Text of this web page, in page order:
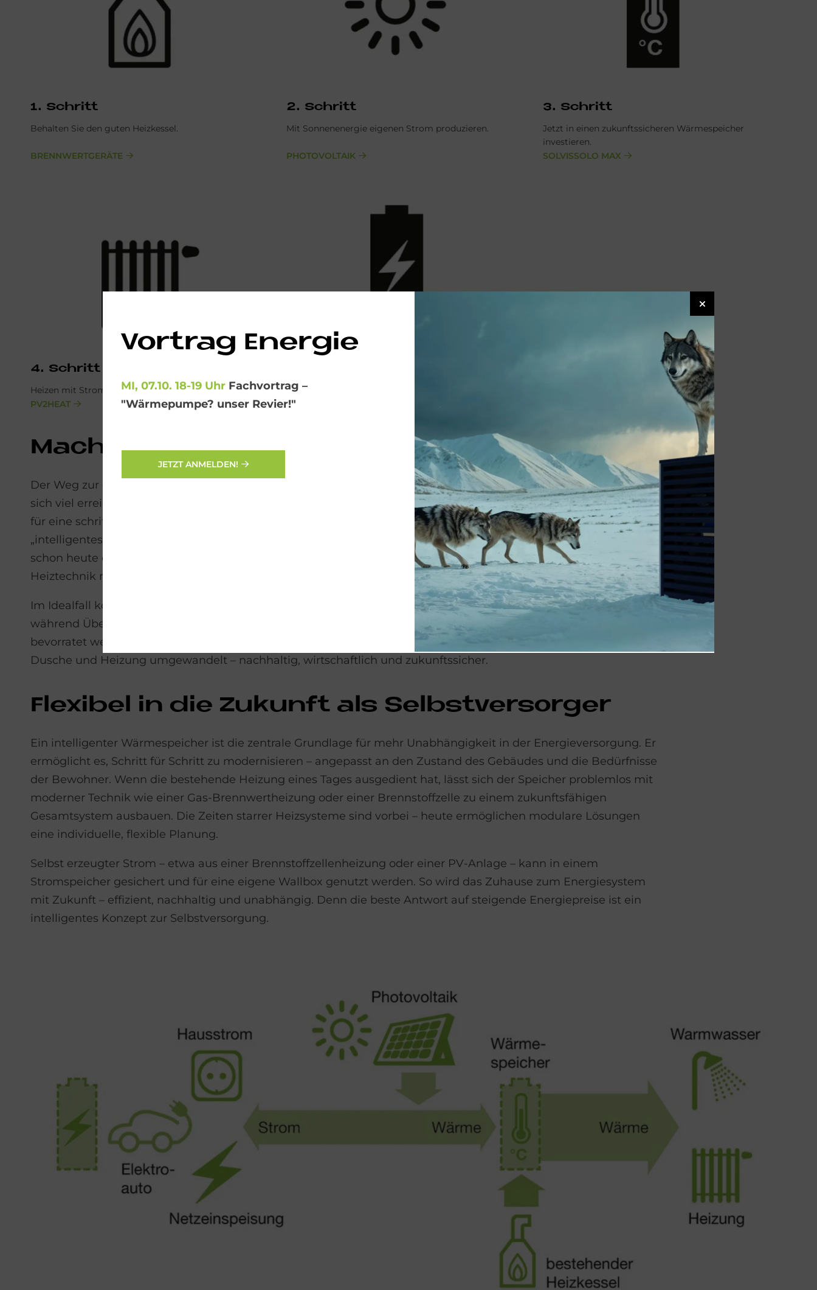
1. Schritt
Behalten Sie den guten Heizkessel.
BRENNWERTGERÄTE
2. Schritt
Mit Sonnenenergie eigenen Strom produzieren.
PHOTOVOLTAIK
3. Schritt
Jetzt in einen zukunftssicheren Wärmespeicher
investieren.
SOLVISSOLO MAX
4. Schritt
Heizen mit Strom aus eigener Erzeugung.
PV2HEAT
Stromüberschüsse effizient im Batteriespeicher nutzen.
BATTERIESPEICHER
Ma­chen Sie mehr aus Ih­rer Hei­zung!
Der Weg zur energetischen Unabhängigkeit muss kein radikaler Umbruch sein. Auch mit kleinen Schritten lässt
sich viel erreichen – und der bewährte Öl- oder Gasbrenner kann zunächst weiter genutzt werden. Die Grundlage
für eine schrittweise Modernisierung bildet ein moderner Wärmespeicher mit integriertem Energiemanager – ein
„intelligentes Wasserfass“, das Energie effizient speichert und verteilt. Systeme wie derSolvisMax Solo
schon heute die Effizienz der bestehenden Heizungsanlage und schaffen die Voraussetzung, klassische
Heiztechnik mit erneuerbaren Energien zu kombinieren – etwa mit einer Solaranlage zur Warmwasserbereitung.
Im Idealfall kommt zusätzlich eine Photovoltaikanlage zum Einsatz. Sie erzeugt Strom für den Eigenverbrauch,
während Überschüsse über ein sogenanntes
-System in Wärme umgewandelt und im Speicher
bevorratet werden. Wie mit einem Tauchsieder wird der überschüssige Sonnenstrom effizient in Heizwärme für
Dusche und Heizung umgewandelt – nachhaltig, wirtschaftlich und zukunftssicher.
Fle­xi­bel in die Zu­kun­ft als Selbst­ver­sor­ger
Ein intelligenter Wärmespeicher ist die zentrale Grundlage für mehr Unabhängigkeit in der Energieversorgung. Er
ermöglicht es, Schritt für Schritt zu modernisieren – angepasst an den Zustand des Gebäudes und die Bedürfnisse
der Bewohner. Wenn die bestehende Heizung eines Tages ausgedient hat, lässt sich der Speicher problemlos mit
moderner Technik wie einer Gas-Brennwertheizung oder einer Brennstoffzelle zu einem zukunftsfähigen
Gesamtsystem ausbauen. Die Zeiten starrer Heizsysteme sind vorbei – heute ermöglichen modulare Lösungen
eine individuelle, flexible Planung.
Selbst erzeugter Strom – etwa aus einer Brennstoffzellenheizung oder einer PV-Anlage – kann in einem
Stromspeicher gesichert und für eine eigene Wallbox genutzt werden. So wird das Zuhause zum Energiesystem
mit Zukunft – effizient, nachhaltig und unabhängig. Denn die beste Antwort auf steigende Energiepreise ist ein
intelligentes Konzept zur Selbstversorgung.
Vortrag Energie
MI, 07.10. 18-19 Uhr Fachvortrag –
"Wärmepumpe? unser Revier!"
JETZT ANMELDEN!